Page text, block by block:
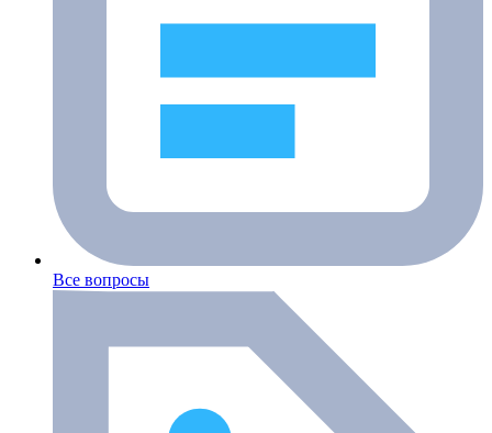
Все вопросы